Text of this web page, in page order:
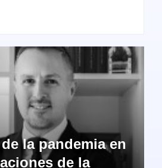
la pandemia en
de la